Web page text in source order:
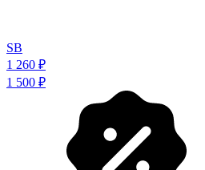
SB
1 260 ₽
1 500 ₽